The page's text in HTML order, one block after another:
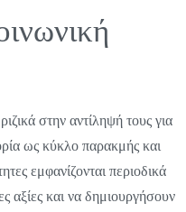
στην αντίληψή τους για
ως κύκλο παρακμής και
εμφανίζονται περιοδικά
αξίες και να δημιουργήσουν